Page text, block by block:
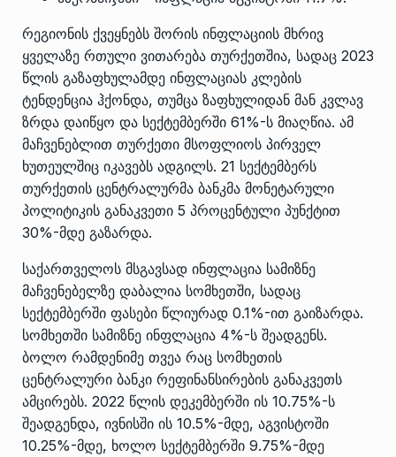
რეგიონის ქვეყნებს შორის ინფლაციის მხრივ
ყველაზე რთული ვითარება თურქეთშია, სადაც 2023
წლის გაზაფხულამდე ინფლაციას კლების
ტენდენცია ჰქონდა, თუმცა ზაფხულიდან მან კვლავ
ზრდა დაიწყო და სექტემბერში 61%-ს მიაღწია. ამ
მაჩვენებლით თურქეთი მსოფლიოს პირველ
ხუთეულშიც იკავებს ადგილს. 21 სექტემბერს
თურქეთის ცენტრალურმა ბანკმა მონეტარული
პოლიტიკის განაკვეთი 5 პროცენტული პუნქტით
30%-მდე გაზარდა.
საქართველოს მსგავსად ინფლაცია სამიზნე
მაჩვენებელზე დაბალია სომხეთში, სადაც
სექტემბერში ფასები წლიურად 0.1%-ით გაიზარდა.
სომხეთში სამიზნე ინფლაცია 4%-ს შეადგენს.
ბოლო რამდენიმე თვეა რაც სომხეთის
ცენტრალური ბანკი რეფინანსირების განაკვეთს
ამცირებს. 2022 წლის დეკემბერში ის 10.75%-ს
შეადგენდა, ივნისში ის 10.5%-მდე, აგვისტოში
10.25%-მდე, ხოლო სექტემბერში 9.75%-მდე